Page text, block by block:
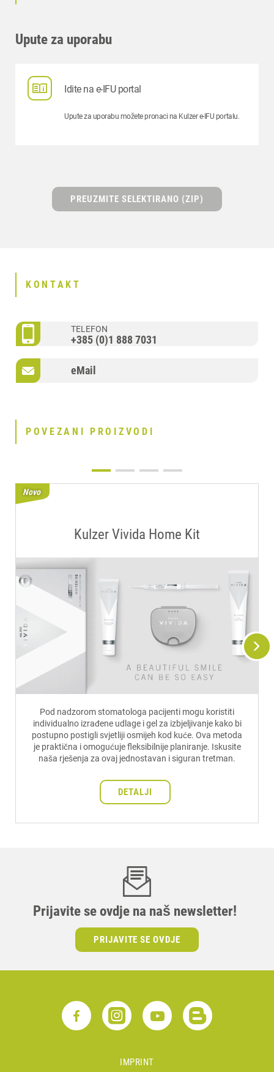
Upute za uporabu
Idite na e-IFU portal
Upute za uporabu možete pronaci na Kulzer e-IFU portalu.
PREUZMITE SELEKTIRANO (ZIP)
KONTAKT
TELEFON
+385 (0)1 888 7031
eMail
POVEZANI PROIZVODI
Novo
Kulzer Vivida Home Kit
Pod nadzorom stomatologa pacijenti mogu koristiti
individualno izrađene udlage i gel za izbjeljivanje kako bi
postupno postigli svjetliji osmijeh kod kuće. Ova metoda
je praktična i omogućuje fleksibilnije planiranje. Iskusite
naša rješenja za ovaj jednostavan i siguran tretman.
DETALJI
Prijavite se ovdje na naš newsletter!
PRIJAVITE SE OVDJE
IMPRINT